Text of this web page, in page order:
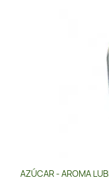
AZÚCAR - AROMA